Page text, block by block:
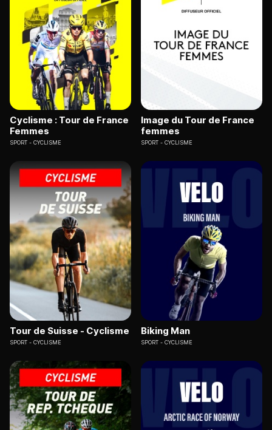
Cyclisme : Tour de France
Femmes
SPORT CYCLISME
Image du Tour de France
femmes
SPORT CYCLISME
Tour de Suisse - Cyclisme
SPORT CYCLISME
Biking Man
SPORT CYCLISME